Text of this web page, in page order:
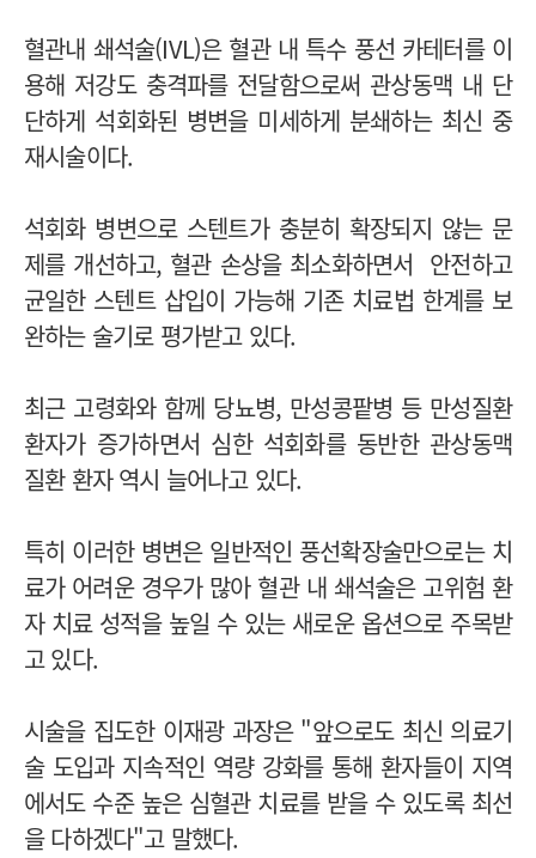
혈관내 쇄석술(IVL)은 혈관 내 특수 풍선 카테터를 이
용해 저강도 충격파를 전달함으로써 관상동맥 내 단
단하게 석회화된 병변을 미세하게 분쇄하는 최신 중
재시술이다.
석회화 병변으로 스텐트가 충분히 확장되지 않는 문
제를 개선하고, 혈관 손상을 최소화하면서 안전하고
균일한 스텐트 삽입이 가능해 기존 치료법 한계를 보
완하는 술기로 평가받고 있다.
최근 고령화와 함께 당뇨병, 만성콩팥병 등 만성질환
환자가 증가하면서 심한 석회화를 동반한 관상동맥
질환 환자 역시 늘어나고 있다.
특히 이러한 병변은 일반적인 풍선확장술만으로는 치
료가 어려운 경우가 많아 혈관 내 쇄석술은 고위험 환
자 치료 성적을 높일 수 있는 새로운 옵션으로 주목받
고 있다.
시술을 집도한 이재광 과장은 "앞으로도 최신 의료기
술 도입과 지속적인 역량 강화를 통해 환자들이 지역
에서도 수준 높은 심혈관 치료를 받을 수 있도록 최선
을 다하겠다"고 말했다.